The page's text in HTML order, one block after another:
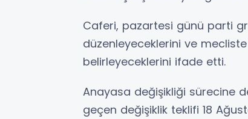
Caferi, pazartesi günü parti
düzenleyeceklerini ve
belirleyeceklerini ifade etti.
Anayasa değişikliği sürecine
geçen değişiklik teklifi 18